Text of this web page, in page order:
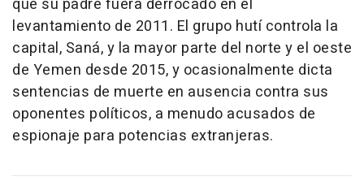
que su padre fuera derrocado en el
levantamiento de 2011. El grupo hutí controla la
capital, Saná, y la mayor parte del norte y el oeste
de Yemen desde 2015, y ocasionalmente dicta
sentencias de muerte en ausencia contra sus
oponentes políticos, a menudo acusados de
espionaje para potencias extranjeras.